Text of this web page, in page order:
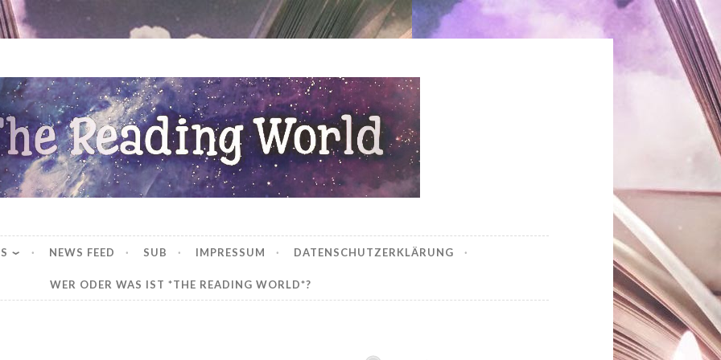
World
NEWS FEED SUB IMPRESSUM DATENSCHUTZERKLÄRUNG
WER ODER WAS IST *THE READING WORLD*?